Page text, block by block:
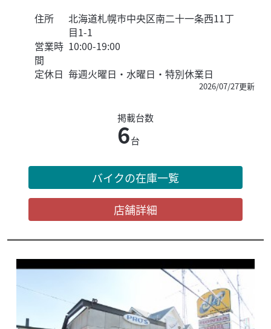
住所
北海道札幌市中央区南二十一条西11丁
目1-1
営業時
間
10:00-19:00
定休日 毎週火曜日・水曜日・特別休業日
2026/07/27更新
掲載台数
6台
バイクの在庫一覧
店舗詳細